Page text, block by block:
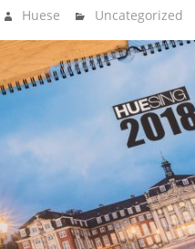
Huese Uncategorized